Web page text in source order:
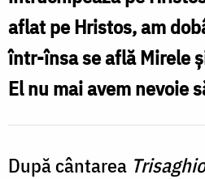
Foto:
Oana
Nechifor
aflat pe Hristos, am
într-însa se află Mirele
El nu mai avem nevoie
După cântarea